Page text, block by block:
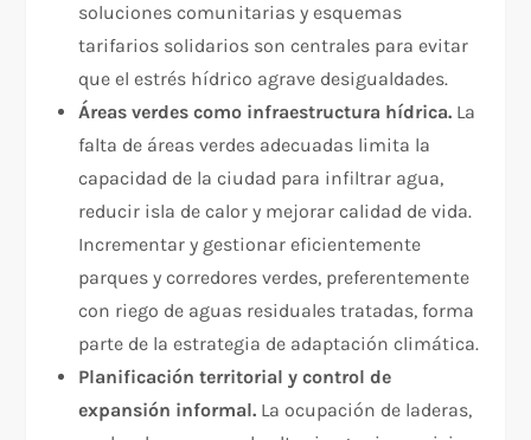
soluciones comunitarias y esquemas
tarifarios solidarios son centrales para evitar
que el estrés hídrico agrave desigualdades.​
Áreas verdes como infraestructura hídrica. La
falta de áreas verdes adecuadas limita la
capacidad de la ciudad para infiltrar agua,
reducir isla de calor y mejorar calidad de vida.
Incrementar y gestionar eficientemente
parques y corredores verdes, preferentemente
con riego de aguas residuales tratadas, forma
parte de la estrategia de adaptación climática.​
Planificación territorial y control de
expansión informal. La ocupación de laderas,